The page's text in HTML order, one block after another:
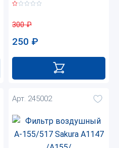
300₽
250 ₽
Арт. 245002